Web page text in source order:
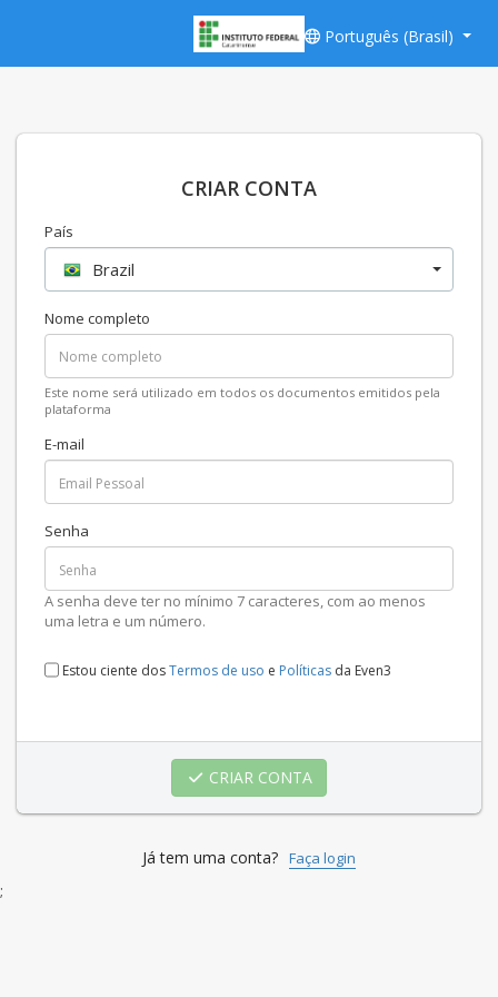
Português (Brasil)
CRIAR CONTA
País
Brazil
Nome completo
Este nome será utilizado em todos os documentos emitidos pela
plataforma
E-mail
Senha
A senha deve ter no mínimo 7 caracteres, com ao menos
uma letra e um número.
Estou ciente dosTermos de uso e Políticas da Even3
CRIAR CONTA
Já tem uma conta? Faça login
;